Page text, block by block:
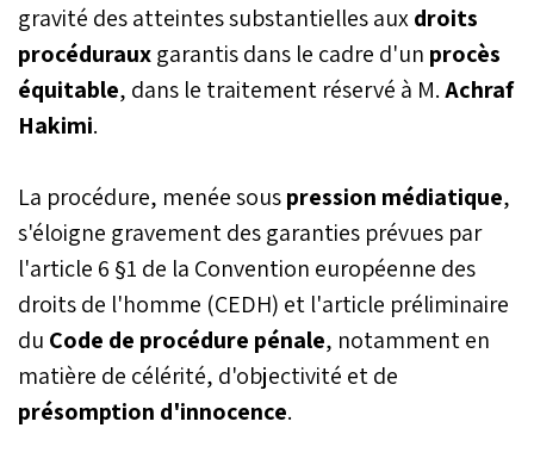
gravité des atteintes substantielles auxdroits
procédurauxgarantis dans le cadre d'un procès
équitable, dans le traitement réservé à M.Achraf
Hakimi.
La procédure, menée souspression médiatique,
s'éloigne gravement des garanties prévues par
l'article 6 §1 de la Convention européenne des
droits de l'homme (CEDH) et l'article préliminaire
du Code de procédure pénale, notamment en
matière de célérité, d'objectivité et de
présomption d'innocence.